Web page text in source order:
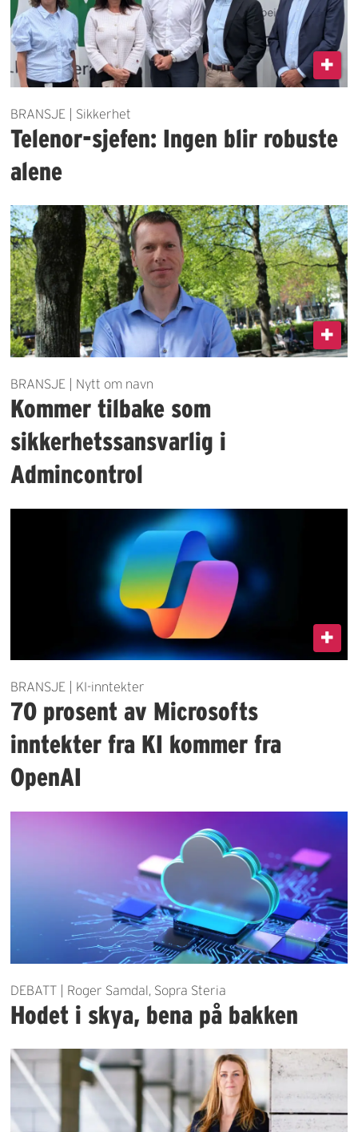
BRANSJE | Sikkerhet
Telenor-sjefen: Ingen blir robuste
alene
BRANSJE | Nytt om navn
Kommer tilbake som
sikkerhetssansvarlig i
Admincontrol
BRANSJE | KI-inntekter
70 prosent av Microsofts
inntekter fra KI kommer fra
OpenAI
DEBATT | Roger Samdal, Sopra Steria
Hodet i skya, bena på bakken